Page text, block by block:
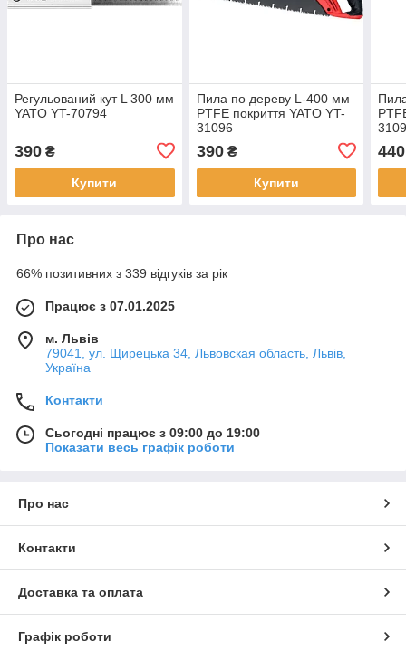
Регульований кут L 300 мм
YATO YT-70794
390 ₴
Купити
Пила по дереву L-400 мм
PTFE покриття YATO YT-
31096
390₴
Купити
440
Про нас
66% позитивних з 339 відгуків за рік
Працює з 07.01.2025
м. Львів
79041, ул. Щирецька 34, Львовская область, Львів,
Україна
Контакти
Сьогодні працює з 09:00 до 19:00
Показати весь графік роботи
Про нас
Контакти
Доставка та оплата
Графік роботи